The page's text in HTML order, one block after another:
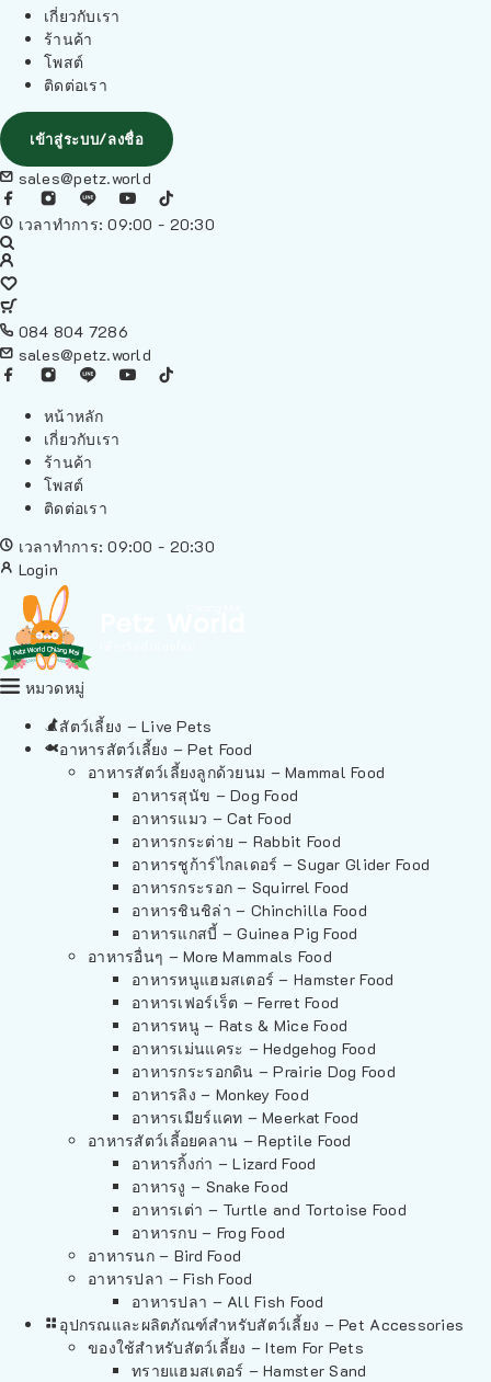
เกี่ยวกับเรา
ร้านค้า
โพสต์
ติดต่อเรา
เข้าสู่ระบบ/ลงชื่อ
sales@petz.world
เวลาทำการ: 09:00 - 20:30
084 804 7286
sales@petz.world
หน้าหลัก
เกี่ยวกับเรา
ร้านค้า
โพสต์
ติดต่อเรา
เวลาทำการ: 09:00 - 20:30
Login
หมวดหมู่
สัตว์เลี้ยง – Live Pets
อาหารสัตว์เลี้ยง – Pet Food
อาหารสัตว์เลี้ยงลูกด้วยนม – Mammal Food
อาหารสุนัข – Dog Food
อาหารแมว – Cat Food
อาหารกระต่าย – Rabbit Food
อาหารชูก้าร์ไกลเดอร์ – Sugar Glider Food
อาหารกระรอก – Squirrel Food
อาหารชินชิล่า – Chinchilla Food
อาหารแกสบี้ – Guinea Pig Food
อาหารอื่นๆ – More Mammals Food
อาหารหนูแฮมสเตอร์ – Hamster Food
อาหารเฟอร์เร็ต – Ferret Food
อาหารหนู – Rats & Mice Food
อาหารเม่นแคระ – Hedgehog Food
อาหารกระรอกดิน – Prairie Dog Food
อาหารลิง – Monkey Food
อาหารเมียร์แคท – Meerkat Food
อาหารสัตว์เลี้อยคลาน – Reptile Food
อาหารกิ้งก่า – Lizard Food
อาหารงู – Snake Food
อาหารเต่า – Turtle and Tortoise Food
อาหารกบ – Frog Food
อาหารนก – Bird Food
อาหารปลา – Fish Food
อาหารปลา – All Fish Food
อุปกรณและผลิตภัณฑ์สำหรับสัตว์เลี้ยง – Pet Accessories
ของใช้สำหรับสัตว์เลี้ยง – Item For Pets
ทรายแฮมสเตอร์ – Hamster Sand